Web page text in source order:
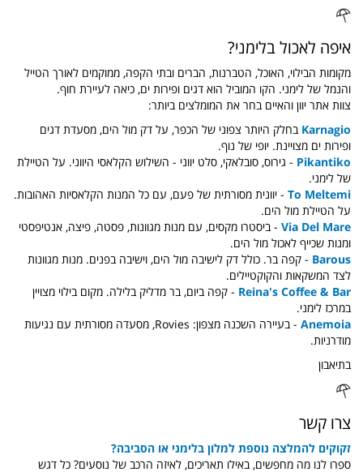
איפה לאכול בלימני?
מקומות הבילוי, האוכל, הטברנות, הברים ובתי הקפה, ממוקמים לאורך הטייל
והנמל של לימני. הקו המוביל הוא דגים ופירות ים, כיאה לעיירת חוף.
צוות אתר יוון והאיים בחר את המומלצים ביותר:
Karnagio בחלק היותר צפוני של הכפר, על דק מול הים, מסעדת דגים
ופירות ים מצויינת. יופי של נוף.
Pikantiko - גירוס, סובלאקי, סלט יווני - השילוש הקלאסי היווני. על הטיילת
של לימני.
To Meltemi - יוונית מסורתית של פעם, עם כל המנות הקלאסיות האהובות.
על הטיילת מול הים.
Via Del Mare - ביסטרו מקסים, עם מנות מגוונות, פסטה, פיצה, אנטיפסטי
ומנות שכייף לאכול מול הים.
Barous - קפה בר. כולל דק לישיבה מול הים, וישיבה בפנים. מנות מגוונות
לצד המשקאות והקוקטיילים.
Reina's Coffee & Bar - קפה ביום, בר מדליק בלילה. מקום בילוי מצויין
במרכז לימני.
Anemoia
- בעיירה השכנה מצפון: Rovies, מסעדה מסורתית עם נגיעות
מודרניות.
בתיאבון
צרו קשר
זקוקים להמלצה נוספת למלון בלימני או הסביבה?
ספרו לנו מה מחפשים, באילו תאריכים, לאיזה הרכב של נוסעים? כל דגש